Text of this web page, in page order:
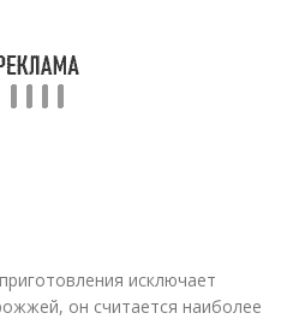
исключает
он считается наиболее